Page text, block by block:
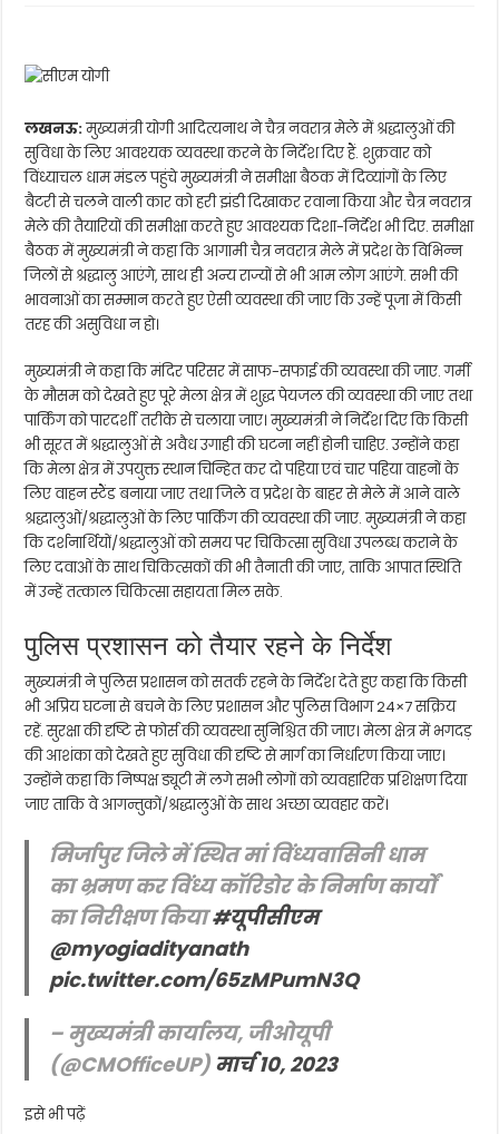
लखनऊ:मुख्यमंत्री योगी आदित्यनाथ ने चैत्र नवरात्र मेले में श्रद्धालुओं की
सुविधा के लिए आवश्यक व्यवस्था करने के निर्देश दिए हैं. शुक्रवार को
विंध्याचल धाम मंडल पहुंचे मुख्यमंत्री ने समीक्षा बैठक में दिव्यांगों के लिए
बैटरी से चलने वाली कार को हरी झंडी दिखाकर रवाना किया और चैत्र नवरात्र
मेले की तैयारियों की समीक्षा करते हुए आवश्यक दिशा-निर्देश भी दिए. समीक्षा
बैठक में मुख्यमंत्री ने कहा कि आगामी चैत्र नवरात्र मेले में प्रदेश के विभिन्न
जिलों से श्रद्धालु आएंगे, साथ ही अन्य राज्यों से भी आम लोग आएंगे. सभी की
भावनाओं का सम्मान करते हुए ऐसी व्यवस्था की जाए कि उन्हें पूजा में किसी
तरह की असुविधा न हो।
मुख्यमंत्री ने कहा कि मंदिर परिसर में साफ-सफाई की व्यवस्था की जाए. गर्मी
के मौसम को देखते हुए पूरे मेला क्षेत्र में शुद्ध पेयजल की व्यवस्था की जाए तथा
पार्किंग को पारदर्शी तरीके से चलाया जाए। मुख्यमंत्री ने निर्देश दिए कि किसी
भी सूरत में श्रद्धालुओं से अवैध उगाही की घटना नहीं होनी चाहिए. उन्होंने कहा
कि मेला क्षेत्र में उपयुक्त स्थान चिन्हित कर दो पहिया एवं चार पहिया वाहनों के
लिए वाहन स्टैंड बनाया जाए तथा जिले व प्रदेश के बाहर से मेले में आने वाले
श्रद्धालुओं/श्रद्धालुओं के लिए पार्किंग की व्यवस्था की जाए. मुख्यमंत्री ने कहा
कि दर्शनार्थियों/श्रद्धालुओं को समय पर चिकित्सा सुविधा उपलब्ध कराने के
लिए दवाओं के साथ चिकित्सकों की भी तैनाती की जाए, ताकि आपात स्थिति
में उन्हें तत्काल चिकित्सा सहायता मिल सके.
पुलिस प्रशासन को तैयार रहने के निर्देश
मुख्यमंत्री ने पुलिस प्रशासन को सतर्क रहने के निर्देश देते हुए कहा कि किसी
भी अप्रिय घटना से बचने के लिए प्रशासन और पुलिस विभाग 24×7 सक्रिय
रहें. सुरक्षा की दृष्टि से फोर्स की व्यवस्था सुनिश्चित की जाए। मेला क्षेत्र में भगदड़
की आशंका को देखते हुए सुविधा की दृष्टि से मार्ग का निर्धारण किया जाए।
उन्होंने कहा कि निष्पक्ष ड्यूटी में लगे सभी लोगों को व्यवहारिक प्रशिक्षण दिया
जाए ताकि वे आगन्तुकों/श्रद्धालुओं के साथ अच्छा व्यवहार करें।
मिर्जापुर जिले में स्थित मां विंध्यवासिनी धाम
का भ्रमण कर विंध्य कॉरिडोर के निर्माण कार्यों
का निरीक्षण किया#यूपीसीएम
@myogiadityanath
pic.twitter.com/65zMPumN3Q
– मुख्यमंत्री कार्यालय, जीओयूपी
(@CMOfficeUP) मार्च 10, 2023
इसे भी पढ़ें